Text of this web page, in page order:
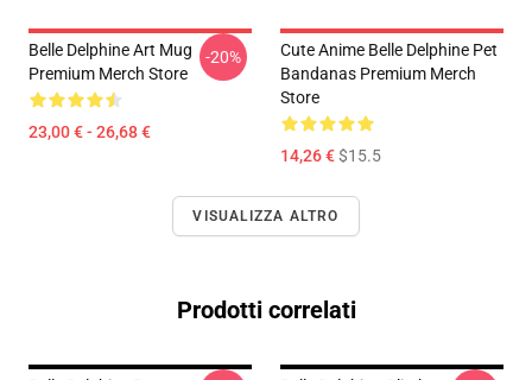
Belle Delphine Art Mug
Premium Merch Store
23,00 € - 26,68 €
-20%
Cute Anime Belle Delphine Pet
Bandanas Premium Merch
Store
14,26 €$15.5
VISUALIZZA ALTRO
Prodotti correlati